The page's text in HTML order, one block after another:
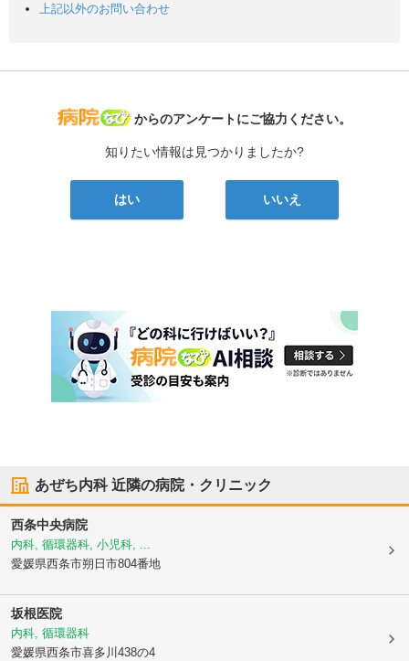
上記以外のお問い合わせ
病院なび
からのアンケートにご協力ください。
知りたい情報は見つかりましたか?
はい いいえ
あぜち内科近隣の病院・クリニック
西条中央病院
内科, 循環器科, 小児科, ...
愛媛県西条市朔日市804番地
坂根医院
内科, 循環器科
愛媛県西条市喜多川438の4